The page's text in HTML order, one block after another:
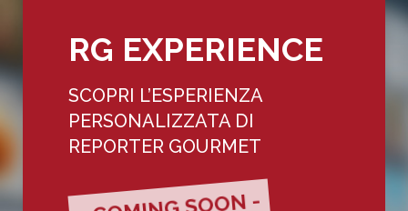
RG EXPERIENCE
SCOPRI L’ESPERIENZA
PERSONALIZZATA DI
REPORTER GOURMET